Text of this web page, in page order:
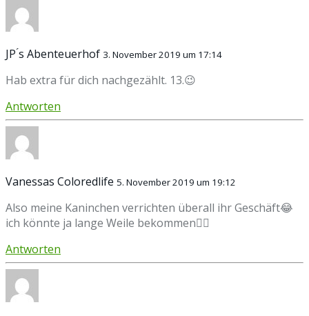
JP ́s Abenteuerhof 3. November 2019 um 17:14
Hab extra für dich nachgezählt. 13.😉
Antworten
Vanessas Coloredlife 5. November 2019 um 19:12
Also meine Kaninchen verrichten überall ihr Geschäft😂
ich könnte ja lange Weile bekommen🤷‍♀️
Antworten